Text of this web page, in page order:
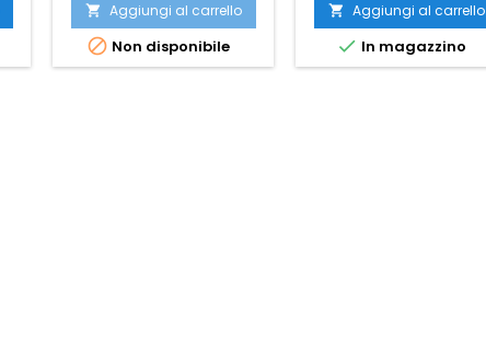
 Aggiungi al carrello
 Non disponibile
 Aggiungi al carrello
 In magazzino